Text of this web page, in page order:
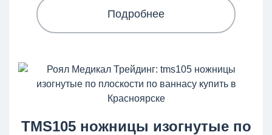
Подробнее
TMS105 ножницы изогнутые по